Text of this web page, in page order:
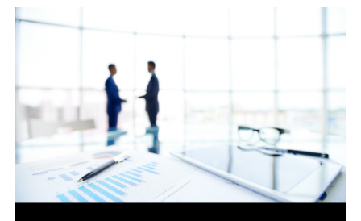
無料ご相談
運営会社
ファミリーオフィスとは
関連書籍
メールマガジン登録
よくある質問